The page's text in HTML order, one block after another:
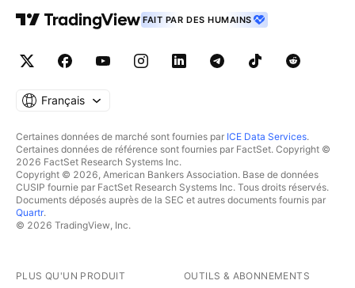
FAIT PAR DES HUMAINS
Français
Certaines données de marché sont fournies par ICE Data Services.
Certaines données de référence sont fournies par FactSet. Copyright ©
2026 FactSet Research Systems Inc.
Copyright © 2026, American Bankers Association. Base de données
CUSIP fournie par FactSet Research Systems Inc. Tous droits réservés.
Documents déposés auprès de la SEC et autres documents fournis par
Quartr.
© 2026 TradingView, Inc.
PLUS QU'UN PRODUIT OUTILS & ABONNEMENTS